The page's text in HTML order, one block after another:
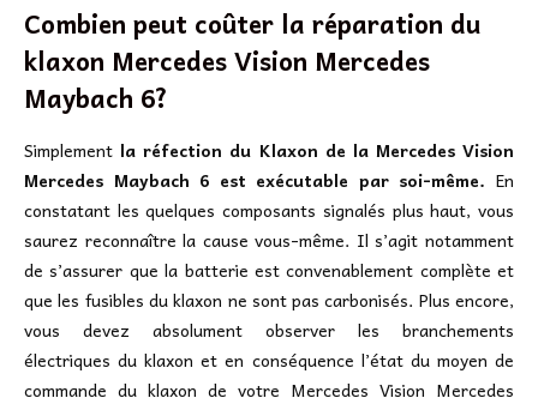
Combien peut coûter la réparation du
klaxon Mercedes Vision Mercedes
Maybach 6?
Simplement la réfection du Klaxon de la Mercedes Vision
Mercedes Maybach 6 est exécutable par soi-même. En
constatant les quelques composants signalés plus haut, vous
saurez reconnaître la cause vous-même. Il s’agit notamment
de s’assurer que la batterie est convenablement complète et
que les fusibles du klaxon ne sont pas carbonisés. Plus encore,
vous devez absolument observer les branchements
électriques du klaxon et en conséquence l’état du moyen de
commande du klaxon de votre Mercedes Vision Mercedes